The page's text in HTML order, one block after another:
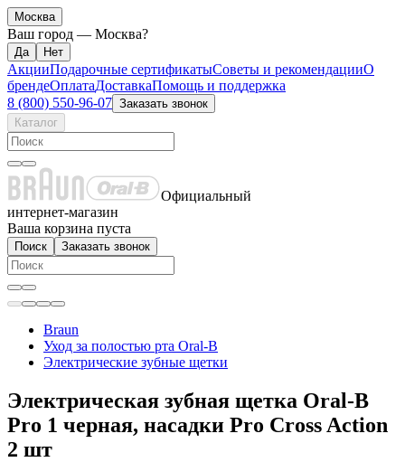
Москва
Ваш город — Москва?
АкцииПодарочные сертификатыСоветы и рекомендацииО
брендеОплатаДоставкаПомощь и поддержка
8 (800) 550-96-07 Заказать звонок
Каталог
Официальный
интернет-магазин
Ваша корзина пуста
Поиск Заказать звонок
Braun
Уход за полостью рта Oral-B
Электрические зубные щетки
Электрическая зубная щетка Oral-B
Pro 1 черная, насадки Pro Cross Action
2 шт